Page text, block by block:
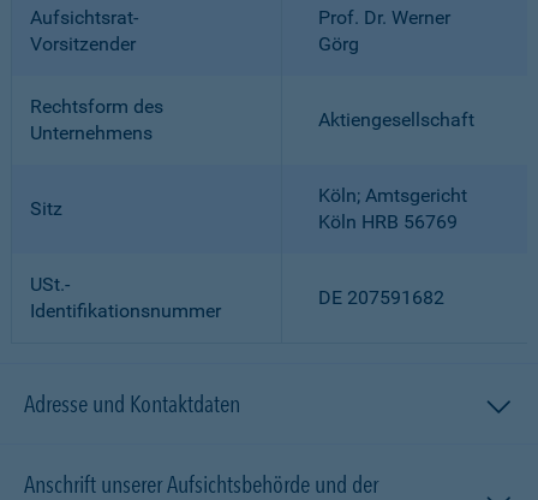
Aufsichtsrat-
Vorsitzender
Prof. Dr. Werner
Görg
Rechtsform des
Unternehmens
Aktiengesellschaft
Sitz
Köln; Amtsgericht
Köln HRB 56769
USt.-
Identifikationsnummer
DE 207591682
Adresse und Kontaktdaten
Anschrift unserer Aufsichtsbehörde und der